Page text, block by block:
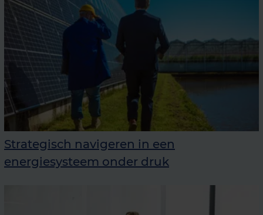
Strategisch navigeren in een
energiesysteem onder druk